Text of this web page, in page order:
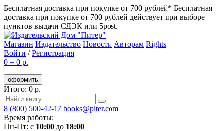
Бесплатная доставка при покупке от 700 рублей* Бесплатная
доставка при покупке от 700 рублей действует при выборе
пунктов выдачи СДЭК или 5post.
Магазин Издательство Новости Авторам Rights
Войти /Регистрация
0 = 0 р.
оформить
Итого: 0 р.
8 (800) 500-42-17 books@piter.com
Время работы:
Пн-Пт: с 10:00 до 18:00